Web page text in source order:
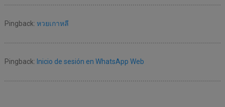
Pingback: หวยเกาหลี
Pingback: Inicio de sesión en WhatsApp Web